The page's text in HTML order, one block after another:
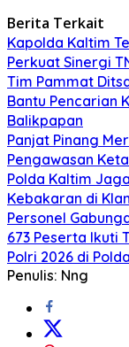
Berita Terkait
Kapolda Kaltim
Perkuat Sinergi
Tim Pammat
Bantu Pencarian
Balikpapan
Panjat Pinang
Pengawasan
Polda Kaltim
Kebakaran di
Personel
673 Peserta Ikuti
Polri 2026 di
Penulis: Nng